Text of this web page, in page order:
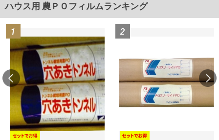
ハウス用 農ＰＯフィルムランキング